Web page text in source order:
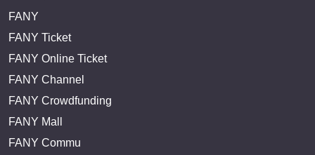
FANY
FANY Ticket
FANY Online Ticket
FANY Channel
FANY Crowdfunding
FANY Mall
FANY Commu